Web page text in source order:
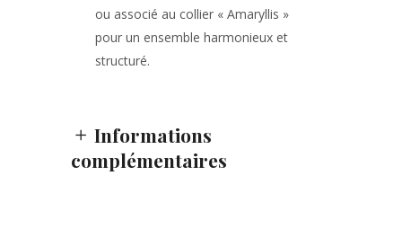
ou associé au collier « Amaryllis »
pour un ensemble harmonieux et
structuré.
Informations
complémentaires